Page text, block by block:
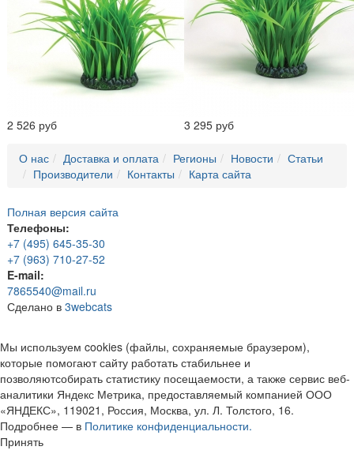
2 526 руб 3 295 руб
О нас Доставка и оплата Регионы Новости
Статьи
Производители
Контакты Карта сайта
Полная версия сайта
Телефоны:
+7 (495) 645-35-30
+7 (963) 710-27-52
E-mail:
7865540@mail.ru
Сделано в 3webcats
Мы используем cookies (файлы, сохраняемые браузером),
которые помогают сайту работать стабильнее и
позволяютсобирать статистику посещаемости, а также сервис веб-
аналитики Яндекс Метрика, предоставляемый компанией ООО
«ЯНДЕКС», 119021, Россия, Москва, ул. Л. Толстого, 16.
Подробнее — в Политике конфиденциальности.
Принять